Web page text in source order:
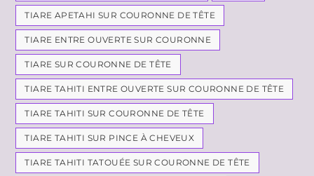
TIARE APETAHI SUR COURONNE DE TÊTE
TIARE ENTRE OUVERTE SUR COURONNE
TIARE SUR COURONNE DE TÊTE
TIARE TAHITI ENTRE OUVERTE SUR COURONNE DE TÊTE
TIARE TAHITI SUR COURONNE DE TÊTE
TIARE TAHITI SUR PINCE À CHEVEUX
TIARE TAHITI TATOUÉE SUR COURONNE DE TÊTE